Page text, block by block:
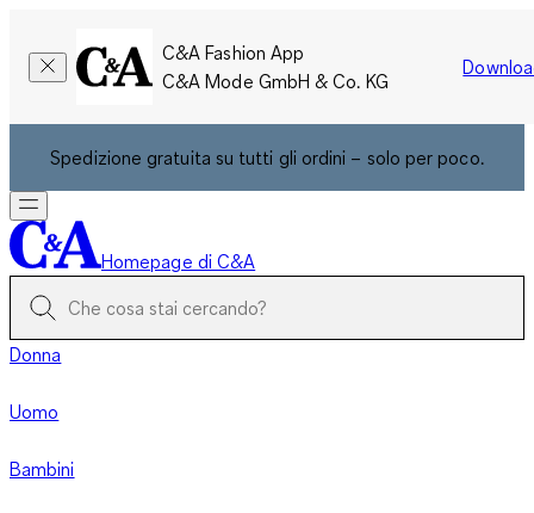
C&A Fashion App
C&A Mode GmbH & Co. KG
Spedizione gratuita su tutti gli ordini – solo per poco.
Homepage di C&A
Donna
Uomo
Bambini